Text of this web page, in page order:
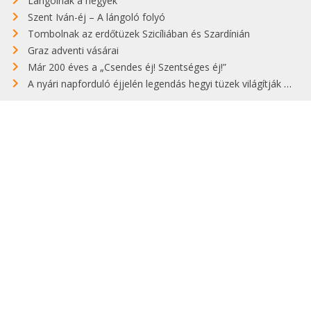
Szent Iván-éj – A lángoló folyó
Tombolnak az erdőtüzek Szicíliában és Szardínián
Graz adventi vásárai
Már 200 éves a „Csendes éj! Szentséges éj!”
A nyári napforduló éjjelén legendás hegyi tüzek világítják meg Zugspitzét